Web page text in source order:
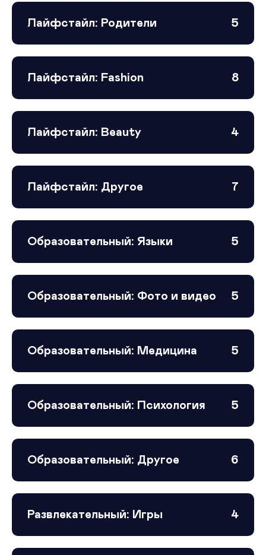
Лайфстайл: Родители 5
Лайфстайл: Fashion 8
Лайфстайл: Beauty 4
Лайфстайл: Другое 7
Образовательный: Языки 5
Образовательный: Фото и видео 5
Образовательный: Медицина 5
Образовательный: Психология 5
Образовательный: Другое 6
Развлекательный: Игры 4